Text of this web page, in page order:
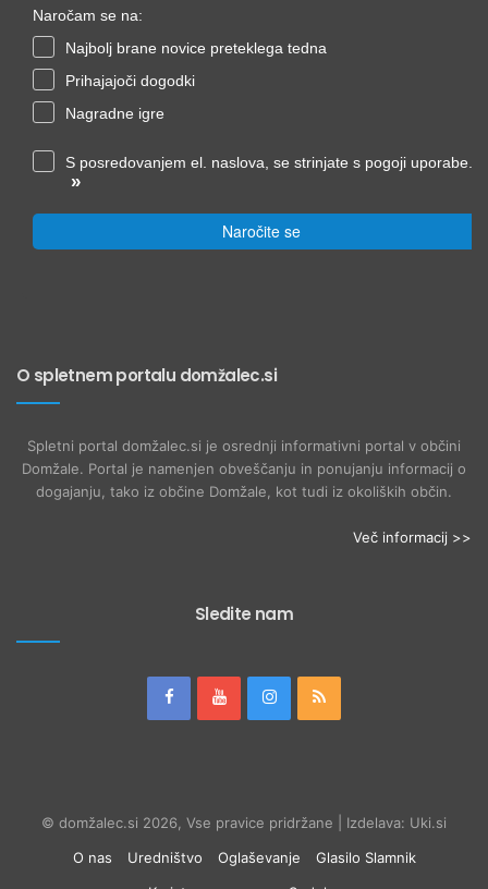
Naročam se na:
Najbolj brane novice preteklega tedna
Prihajajoči dogodki
Nagradne igre
S posredovanjem el. naslova, se strinjate s pogoji uporabe.
»
Naročite se
O spletnem portalu domžalec.si
Spletni portal domžalec.si je osrednji informativni portal v občini
Domžale. Portal je namenjen obveščanju in ponujanju informacij o
dogajanju, tako iz občine Domžale, kot tudi iz okoliških občin.
Več informacij >>
Sledite nam
© domžalec.si 2026, Vse pravice pridržane | Izdelava: Uki.si
O nas
Uredništvo Oglaševanje
Glasilo Slamnik